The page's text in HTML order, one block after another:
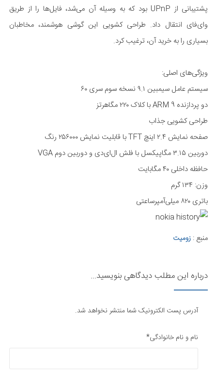
پشتیبانی از UPnP بود که به وسیله آن می‌شد، فایل‌ها را از طریق
وای‌فای انتقال داد. طراحی کشویی این گوشی هوشمند، مخاطبان
بسیاری را به خرید آن، ترغیب کرد.
ویژگی‌های اصلی:
سیستم عامل سیمبین ۹.۱ نسخه سوم سری ۶۰
دو پردازنده ARM 9 با کلاک ۲۲۰ مگا‌هرتز
طراحی کشویی جذاب
صفحه نمایش ۲.۴ اینچ TFT با قابلیت نمایش ۲۵۶۰۰۰ رنگ
دوربین ۳.۱۵ مگا‌پیکسل با فلش ال‌ای‌دی و دوربین دوم VGA
حافظه داخلی ۴۰ مگا‌بایت
وزن: ۱۳۴ گرم
باتری ۸۲۰ میلی‌آمپر‌ساعتی
منبع : زومیت
درباره این مطلب دیدگاهی بنویسید...
آدرس پست الکترونیک شما منتشر نخواهد شد.
نام و نام خانوادگی*